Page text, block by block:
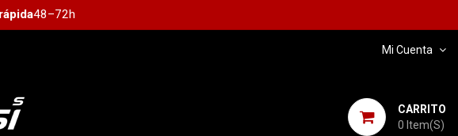
48–72h
Mi Cuenta
CARRITO
0 Item(s)